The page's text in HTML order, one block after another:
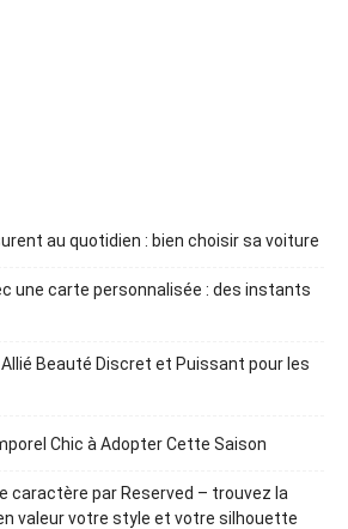
au quotidien : bien choisir sa voiture
une carte personnalisée : des instants
Allié Beauté Discret et Puissant pour les
Chic à Adopter Cette Saison
caractère par Reserved – trouvez la
valeur votre style et votre silhouette